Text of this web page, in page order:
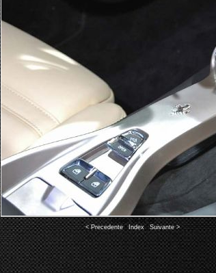
Image 26 of 48
< Precedente|Index|Suivante >